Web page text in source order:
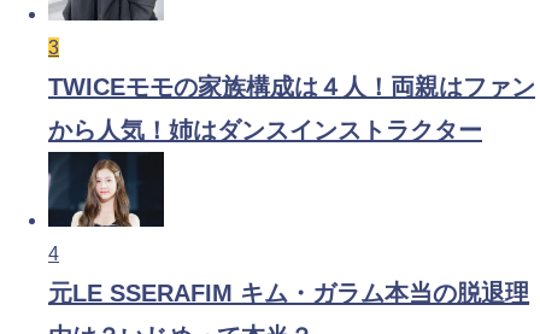
3
TWICEモモの家族構成は４人！両親はファン
から人気！姉はダンスインストラクター
4
元LE SSERAFIM キム・ガラム本当の脱退理